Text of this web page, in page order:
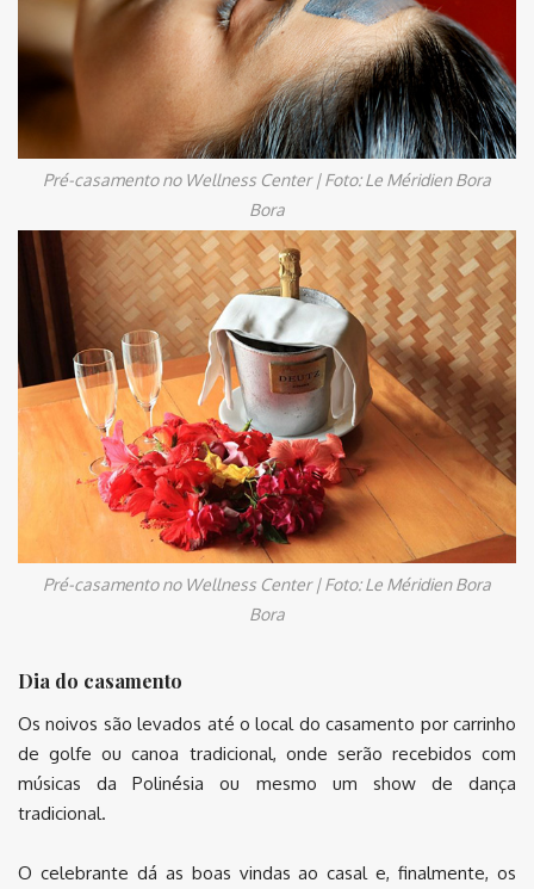
Pré-casamento no Wellness Center | Foto: Le Méridien Bora
Bora
Pré-casamento no Wellness Center | Foto: Le Méridien Bora
Bora
Dia do casamento
Os noivos são levados até o local do casamento por carrinho
de golfe ou canoa tradicional, onde serão recebidos com
músicas da Polinésia ou mesmo um show de dança
tradicional.
O celebrante dá as boas vindas ao casal e, finalmente, os